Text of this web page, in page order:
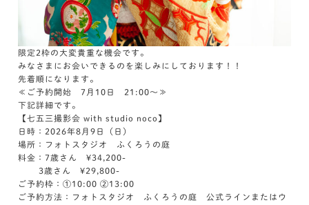
限定2枠の大変貴重な機会です。
みなさまにお会いできるのを楽しみにしております！！
先着順になります。
≪ご予約開始 7月10日 21:00～≫
下記詳細です。
【七五三撮影会 with studio noco】
日時：2026年8月9日（日）
場所：フォトスタジオ ふくろうの庭
料金：7歳さん ¥34,200-
3歳さん ¥29,800-
ご予約枠：①10:00 ②13:00
ご予約方法：フォトスタジオ ふくろうの庭 公式ラインまたはウ